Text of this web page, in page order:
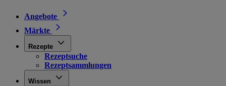
Angebote
Märkte
Rezepte
Rezeptsuche
Rezeptsammlungen
Wissen